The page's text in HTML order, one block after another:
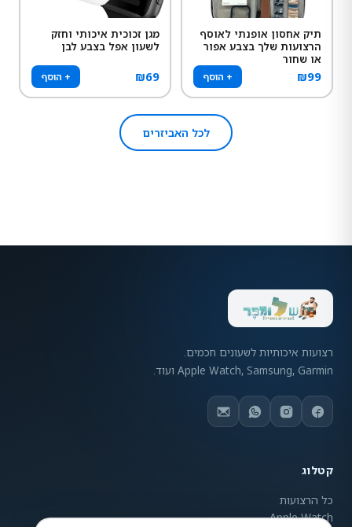
תיק אחסון אופנתי לאוסף
הרצועות שלך בצבע אפור
או שחור
₪99 + הוסף
מגן זכוכית איכותי וחזק
לשעון אפל בצבע לבן
₪69 + הוסף
לכל האביזרים
רצועות איכותיות לשעונים חכמים.
Apple Watch, Samsung, Garmin ועוד.
קטלוג
כל הרצועות
Apple Watch